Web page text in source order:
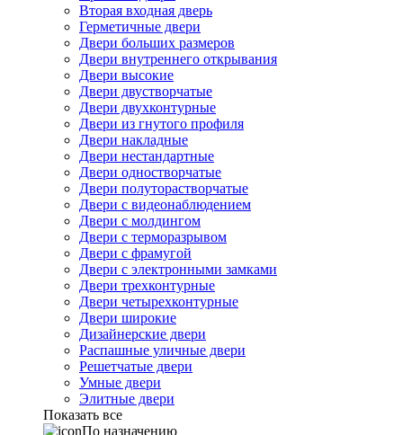
Вторая входная дверь
Герметичные двери
Двери больших размеров
Двери внутреннего открывания
Двери высокие
Двери двустворчатые
Двери двухконтурные
Двери из гнутого профиля
Двери накладные
Двери нестандартные
Двери одностворчатые
Двери полуторастворчатые
Двери с видеонаблюдением
Двери с молдингом
Двери с терморазрывом
Двери с фрамугой
Двери с электронными замками
Двери трехконтурные
Двери четырехконтурные
Двери широкие
Дизайнерские двери
Распашные уличные двери
Решетчатые двери
Умные двери
Элитные двери
Показать все
По назначению